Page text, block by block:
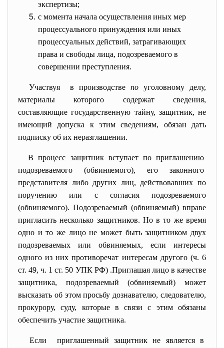
экспертизы;
с момента начала осуществления иных мер
процессуального принуждения или иных
процессуальных действий, затрагивающих
права и свободы лица, подозреваемого в
совершении преступления.
Участвуя в производстве по уголовному делу,
материалы которого содержат сведения,
составляющие государственную тайну, защитник, не
имеющий допуска к этим сведениям, обязан дать
подписку об их неразглашении.
В процесс защитник вступает по приглашению
подозреваемого (обвиняемого), его законного
представителя либо других лиц, действовавших по
поручению или с согласия подозреваемого
(обвиняемого). Подозреваемый (обвиняемый) вправе
пригласить несколько защитников. Но в то же время
одно и то же лицо не может быть защитником двух
подозреваемых или обвиняемых, если интересы
одного из них противоречат интересам другого (ч. 6
ст. 49, ч. 1 ст. 50 УПК РФ) .Приглашая лицо в качестве
защитника, подозреваемый (обвиняемый) может
высказать об этом просьбу дознавателю, следователю,
прокурору, суду, которые в связи с этим обязаны
обеспечить участие защитника.
Если приглашенный защитник не является в